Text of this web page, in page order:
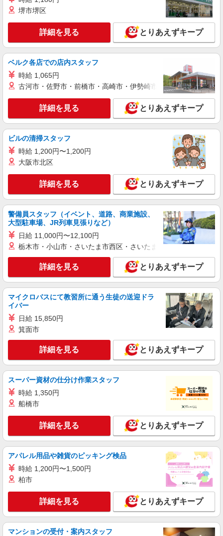
紹介予定派遣
株式会社シエロ
【ドコモ】の店舗スタッフ
時給1500円〜1600円（経験・能力による） ※
残業代支給 ★交通費別途支給（規定あり） ゜
+゜・。○。・゜+゜・。○。・゜+゜ 入社祝い金10
万円支給(規定有) お友達を紹介頂くと, インセンテ
有）★ ゜・。○。・゜+゜・。○。・゜+゜
愛知県名古屋市熱田区のdocomoショップ
キープ 詳細を見る
人気機種に詳しくなれる携帯販売
時給1600円〜 ※別途インセンティブ、職能評
価制度あり ※残業代支給 ★交通費別途支給（規定
インセンティブ支給(規定有) ★月2回払い・週払い
可能（規程有）★ ゜・。○。・゜+゜・。○。・゜
+゜
愛知県名古屋市熱田区の商業施設
キープ 詳細を見る
紹介予定派遣
株式会社シエロ
【docomo】の携帯販売スタッフ
時給1300円〜 ※残業代支給 ★交通費別途支給
（規定あり） ゜+゜・。○。・゜+゜・。○。・゜
+゜ 入社祝い金10万円支給(規定有) お友達を紹介
頂くと, インセンティブ支給(規定有) ★月2回払
い・週払い可能（規程有）★ ゜・。○。・゜
愛知県名古屋市熱田区のdocomoショップ
キープ 詳細を見る
紹介予定派遣
株式会社シエロ
月給273200円〜 ※残業手当別途支給 ※研修期
間6か月・時給1550円〜 ★交通費別途支給（規定
あり） ゜+゜・。○。・゜+゜・。○。・゜+゜ 入
社祝い金10万円支給(規定有) お友達を紹介頂くと,
インセンティブ支給(規定有) ゜・。○。・゜
+゜・。○。・゜+゜
愛知県名古屋市熱田区の家電量販店
キープ
派遣社員
株式会社シエロ
携帯販売スタッフ【au】
月給273200円〜 ※残業手当別途支給 ※研修期
間6か月・時給1550円〜 ★交通費別途支給（規定
あり） ゜+゜・。○。・゜+゜・。○。・゜+゜ 入
社祝い金10万円支給(規定有) お友達を紹介頂くと,
愛知県名古屋市熱田区の商業施設
詳細を見る
紹介予定派遣
株式会社シエロ
【UQモバイル】の店舗スタッフ
堺市堺区
詳細を見る とりあえずキープ
ベルク各店での店内スタッフ
時給 1,065円
古河市・佐野市・前橋市・高崎市・伊勢崎市・太田市・館林市
詳細を見る とりあえずキープ
ビルの清掃スタッフ
時給 1,200円〜1,200円
大阪市北区
詳細を見る とりあえずキープ
警備員スタッフ（イベント、道路、商業施設、
大型駐車場、JR列車見張りなど）
日給 11,000円〜12,100円
栃木市・小山市・さいたま市西区・さいたま市岩槻区・久喜市・
詳細を見る とりあえずキープ
マイクロバスにて教習所に通う生徒の送迎ドラ
イバー
日給 15,850円
箕面市
詳細を見る とりあえずキープ
スーパー資材の仕分け作業スタッフ
時給 1,350円
船橋市
詳細を見る とりあえずキープ
アパレル用品や雑貨のピッキング検品
時給 1,200円〜1,500円
柏市
詳細を見る とりあえずキープ
マンションの受付・案内スタッフ